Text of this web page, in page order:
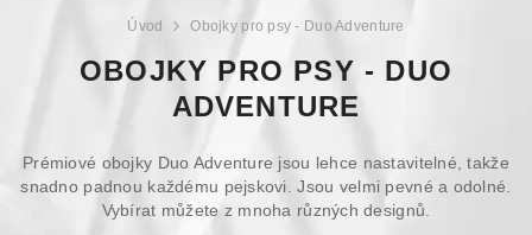
Úvod Obojky pro psy - Duo Adventure
OBOJKY PRO PSY - DUO
ADVENTURE
Prémiové obojky Duo Adventure jsou lehce nastavitelné, takže
snadno padnou každému pejskovi. Jsou velmi pevné a odolné.
Vybírat můžete z mnoha různých designů.